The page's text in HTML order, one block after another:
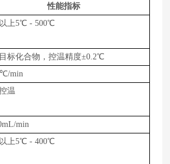
性能指标
上5℃ - 500℃
标化合物，控温精度±0 .2℃
℃/min
温
mL/min
上5℃ - 400℃